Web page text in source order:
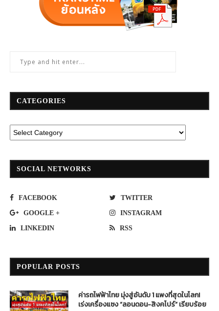
CATEGORIES
SOCIAL NETWORKS
FACEBOOK TWITTER
GOOGLE + INSTAGRAM
LINKEDIN RSS
POPULAR POSTS
ค่ารถไฟฟ้าไทย มุ่งสู่อันดับ 1 แพงที่สุดในโลก!
เร่งเครื่องแซง “ลอนดอน-สิงคโปร์” เรียบร้อย